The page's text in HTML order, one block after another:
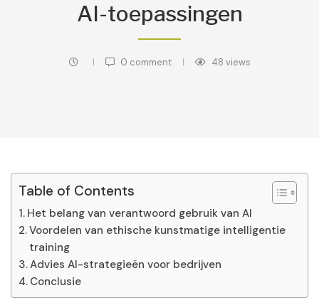
AI-toepassingen
0 comment 48 views
Table of Contents
Het belang van verantwoord gebruik van AI
Voordelen van ethische kunstmatige intelligentie
training
Advies AI-strategieën voor bedrijven
Conclusie